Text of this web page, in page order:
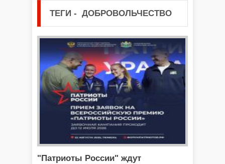
ТЕГИ - ДОБРОВОЛЬЧЕСТВО
"Патриоты России" ждут